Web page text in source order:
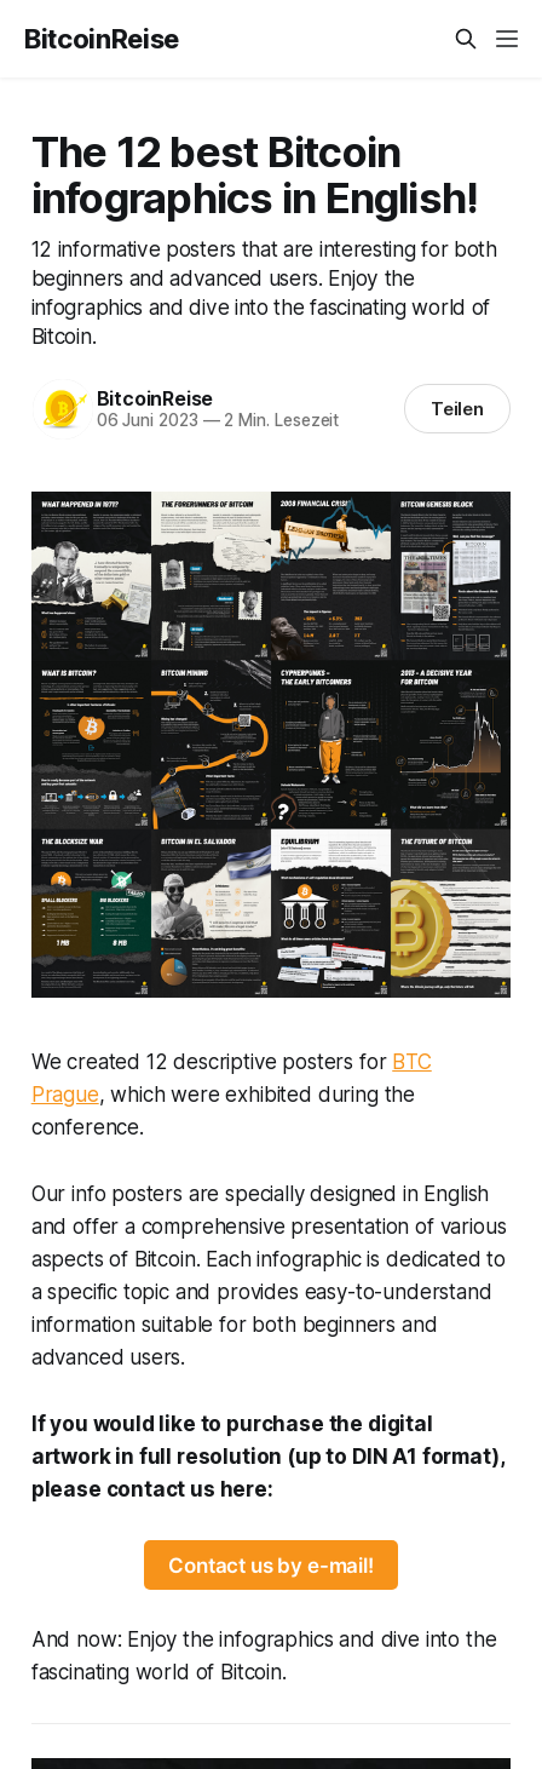
BitcoinReise
The 12 best Bitcoin
infographics in English!
12 informative posters that are interesting for both
beginners and advanced users. Enjoy the
infographics and dive into the fascinating world of
Bitcoin.
BitcoinReise
06 Juni 2023 —2 Min. Lesezeit Teilen
We created 12 descriptive posters for BTC
Prague, which were exhibited during the
conference.
Our info posters are specially designed in English
and offer a comprehensive presentation of various
aspects of Bitcoin. Each infographic is dedicated to
a specific topic and provides easy-to-understand
information suitable for both beginners and
advanced users.
If you would like to purchase the digital
artwork in full resolution (up to DIN A1 format),
please contact us here:
Contact us by e-mail!
And now: Enjoy the infographics and dive into the
fascinating world of Bitcoin.